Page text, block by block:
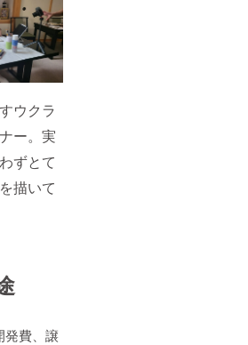
ウクラ
ー。実
ずとて
描いて
発費、譲